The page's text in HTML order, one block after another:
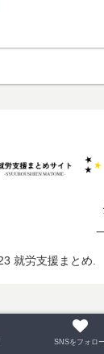
就労支援まとめ.
SNSをフォロ